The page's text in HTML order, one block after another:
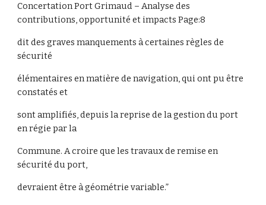
Concertation Port Grimaud – Analyse des
contributions, opportunité et impacts Page:8
dit des graves manquements à certaines règles de
sécurité
élémentaires en matière de navigation, qui ont pu être
constatés et
sont amplifiés, depuis la reprise de la gestion du port
en régie par la
Commune. A croire que les travaux de remise en
sécurité du port,
devraient être à géométrie variable.”